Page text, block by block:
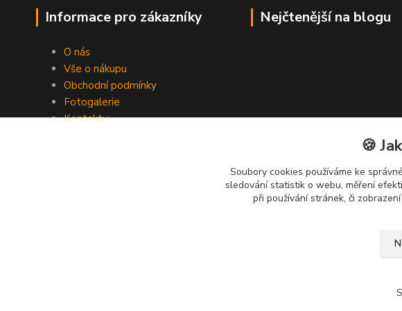
Informace pro zákazníky
O nás
Vše o nákupu
Obchodní podmínky
Fotogalerie
Kontakty
Nejčtenější na blogu
🍪
Soubory cookies používáme ke
sledování statistik o webu, měření
při používání stránek, či